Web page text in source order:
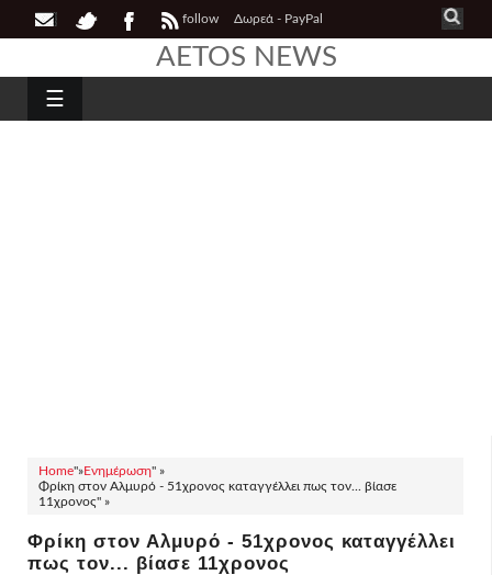
follow Δωρεά - PayPal
AETOS NEWS
☰
Home"»Ενημέρωση" »
Φρίκη στον Αλμυρό - 51χρονος καταγγέλλει πως τον... βίασε
11χρονος" »
Φρίκη στον Αλμυρό - 51χρονος καταγγέλλει
πως τον... βίασε 11χρονος